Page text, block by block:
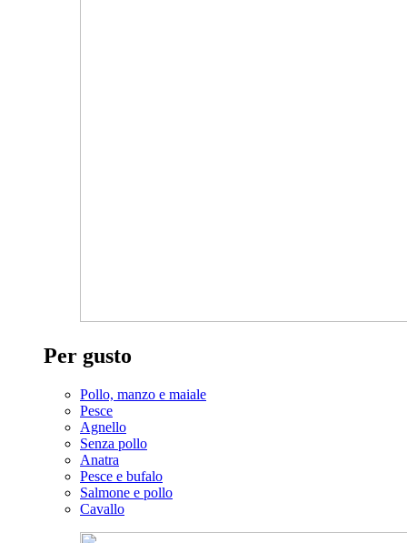
Per gusto
Pollo, manzo e maiale
Pesce
Agnello
Senza pollo
Anatra
Pesce e bufalo
Salmone e pollo
Cavallo